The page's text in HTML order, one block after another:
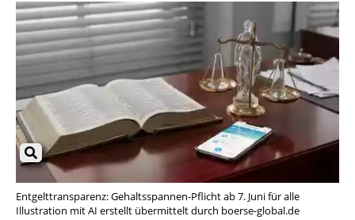
Entgelttransparenz: Gehaltsspannen-Pflicht ab 7. Juni für alle
Illustration mit AI erstellt übermittelt durch boerse-global.de